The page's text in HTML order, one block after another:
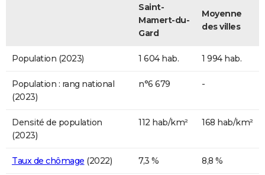
Saint-
Mamert-du-
Gard
Moyenne
des villes
Population (2023) 1 604 hab. 1 994 hab.
Population : rang national
(2023)
n°6 679 -
Densité de population
(2023)
112 hab/km² 168 hab/km²
Taux de chômage (2022) 7,3 % 8,8 %